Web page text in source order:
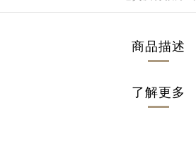
商品描述
了解更多